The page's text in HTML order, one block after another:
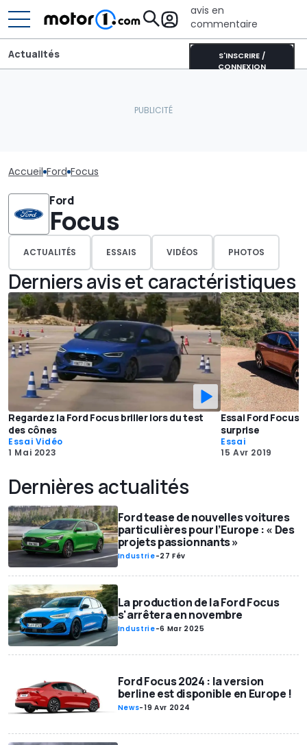
avis en
commentaire
S'INSCRIRE /
CONNEXION
Actualités
Accueil Ford Focus
Ford
Focus
ACTUALITÉS ESSAIS VIDÉOS PHOTOS
Derniers avis et caractéristiques
Regardez la Ford Focus briller lors du test
des cônes
Essai Vidéo
1 Mai 2023
Essai Ford Focus
surprise
Essai
15 Avr 2019
Dernières actualités
Ford tease de nouvelles voitures
particulières pour l’Europe : « Des
projets passionnants »
Industrie-27 Fév
La production de la Ford Focus
s'arrêtera en novembre
Industrie-6 Mar 2025
Ford Focus 2024 : la version
berline est disponible en Europe !
News-19 Avr 2024